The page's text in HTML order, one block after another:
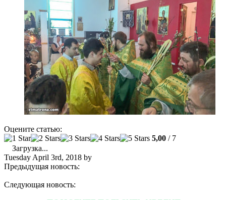
Оцените статью:
5,00 / 7
Загрузка...
Tuesday April 3rd, 2018 by
Предыдущая новость:
Следующая новость: